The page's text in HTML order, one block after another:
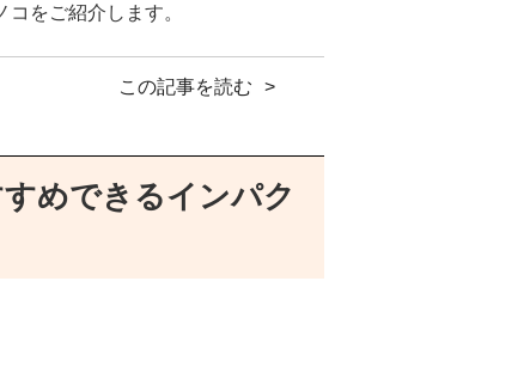
をご紹介します。
この記事を読む
めできるインパク